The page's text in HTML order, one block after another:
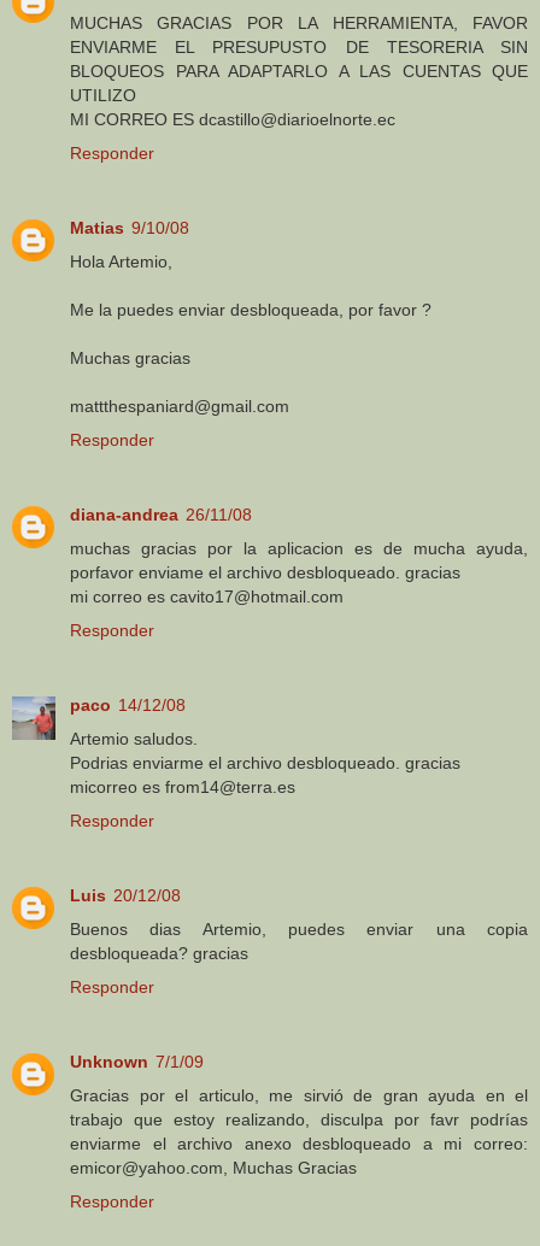
MUCHAS GRACIAS POR LA HERRAMIENTA, FAVOR
ENVIARME EL PRESUPUSTO DE TESORERIA SIN
BLOQUEOS PARA ADAPTARLO A LAS CUENTAS QUE
UTILIZO
MI CORREO ES dcastillo@diarioelnorte.ec
Responder
Matias 9/10/08
Hola Artemio,
Me la puedes enviar desbloqueada, por favor ?
Muchas gracias
mattthespaniard@gmail.com
Responder
diana-andrea 26/11/08
muchas gracias por la aplicacion es de mucha ayuda,
porfavor enviame el archivo desbloqueado. gracias
mi correo es cavito17@hotmail.com
Responder
paco 14/12/08
Artemio saludos.
Podrias enviarme el archivo desbloqueado. gracias
micorreo es from14@terra.es
Responder
Luis 20/12/08
Buenos dias Artemio, puedes enviar una copia
desbloqueada? gracias
Responder
Unknown 7/1/09
Gracias por el articulo, me sirvió de gran ayuda en el
trabajo que estoy realizando, disculpa por favr podrías
enviarme el archivo anexo desbloqueado a mi correo:
emicor@yahoo.com, Muchas Gracias
Responder